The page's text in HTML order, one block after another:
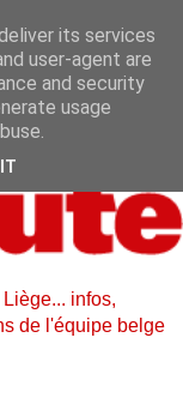
infos,
de l'équipe belge
its services
user-agent are
and security
usage